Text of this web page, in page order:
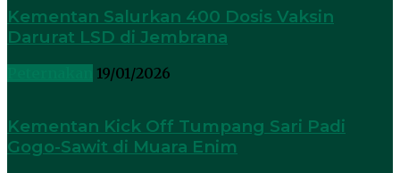
Kementan Salurkan 400 Dosis Vaksin
Darurat LSD di Jembrana
19/01/2026
Kementan Kick Off Tumpang Sari Padi
Gogo-Sawit di Muara Enim